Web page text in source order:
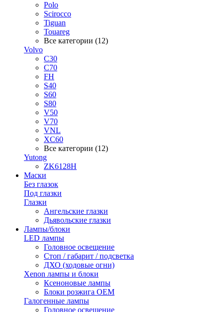
Polo
Scirocco
Tiguan
Touareg
Все категории (12)
Volvo
C30
C70
FH
S40
S60
S80
V50
V70
VNL
XC60
Все категории (12)
Yutong
ZK6128H
Маски
Без глазок
Под глазки
Глазки
Ангельские глазки
Дьявольские глазки
Лампы/блоки
LED лампы
Головное освещение
Стоп / габарит / подсветка
ДХО (ходовые огни)
Xenon лампы и блоки
Ксеноновые лампы
Блоки розжига OEM
Галогенные лампы
Головное освещение